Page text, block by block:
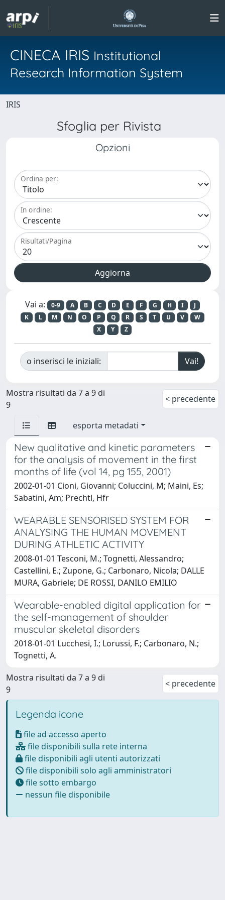
CINECA IRIS Institutional
Research Information System
IRIS
Sfoglia per Rivista
Opzioni
Ordina per:
In ordine:
Risultati/Pagina
Vai a: 0-9 A B C D E F G H I
J
K
L M N O P Q R S T U V
W
X
Y Z
o inserisci le iniziali:
Mostra risultati da 7 a 9 di
9
< precedente
esporta metadati
New qualitative and kinetic parameters
for the analysis of movement in the first
months of life (vol 14, pg 155, 2001)
2002-01-01 Cioni, Giovanni; Coluccini, M; Maini, Es;
Sabatini, Am; Prechtl, Hfr
WEARABLE SENSORISED SYSTEM FOR
ANALYSING THE HUMAN MOVEMENT
DURING ATHLETIC ACTIVITY
2008-01-01 Tesconi, M.; Tognetti, Alessandro;
Castellini, E.; Zupone, G.; Carbonaro, Nicola; DALLE
MURA, Gabriele; DE ROSSI, DANILO EMILIO
Wearable-enabled digital application for
the self-management of shoulder
muscular skeletal disorders
2018-01-01 Lucchesi, I.; Lorussi, F.; Carbonaro, N.;
Tognetti, A.
Mostra risultati da 7 a 9 di
9
< precedente
Legenda icone
file ad accesso aperto
file disponibili sulla rete interna
file disponibili agli utenti autorizzati
file disponibili solo agli amministratori
file sotto embargo
nessun file disponibile